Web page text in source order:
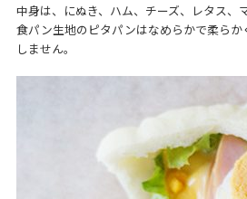
中身は、にぬき、ハム、チーズ、レタス、
食パン生地のピタパンはなめらかで柔らか
しません。